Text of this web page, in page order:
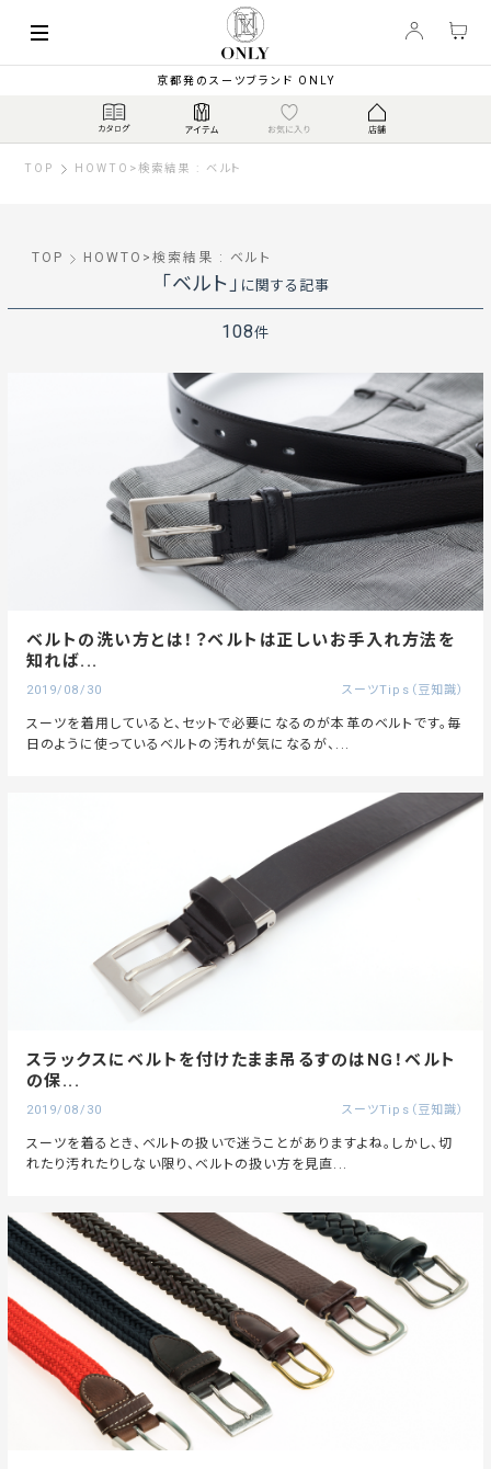
京都発のスーツブランド ONLY
TOP HOWTO >検索結果 : ベルト
TOP HOWTO >検索結果 : ベルト
「ベルト」 に関する記事
108件
ベルトの洗い方とは！？ベルトは正しいお手入れ方法を
知れば...
2019/08/30 スーツTips（豆知識）
スーツを着用していると、セットで必要になるのが本革のベルトです。毎
日のように使っているベルトの汚れが気になるが、...
スラックスにベルトを付けたまま吊るすのはNG！ベルト
の保...
2019/08/30 スーツTips（豆知識）
スーツを着るとき、ベルトの扱いで迷うことがありますよね。しかし、切
れたり汚れたりしない限り、ベルトの扱い方を見直...